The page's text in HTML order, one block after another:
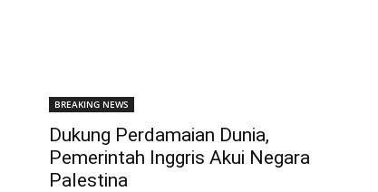
BREAKING NEWS
Dukung Perdamaian Dunia,
Pemerintah Inggris Akui Negara
Palestina